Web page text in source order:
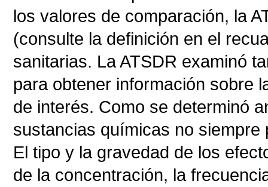
los valores de comparación, la
(consulte la definición en el
sanitarias. La ATSDR examinó
para obtener información sobre
de interés. Como se determinó
sustancias químicas no
El tipo y la gravedad de los
de la concentración, la